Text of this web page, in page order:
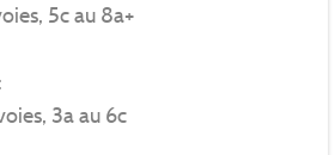
5c au 8a+
3a au 6c